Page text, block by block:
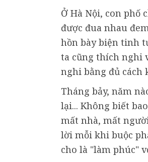
Ở Hà Nội, con phố
được đua nhau
hồn bày biện tinh
ta cũng thích nghi
nghi bằng đủ cách
Tháng bảy, năm
lại... Không biết
mất nhà, mất
lời mỗi khi buộc
cho là "làm phúc"